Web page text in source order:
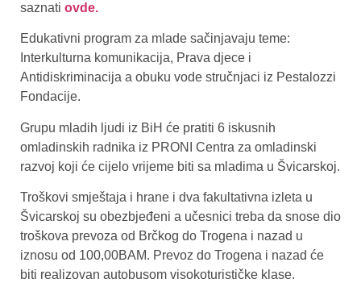
saznati ovde.
Edukativni program za mlade sačinjavaju teme:
Interkulturna komunikacija, Prava djece i
Antidiskriminacija a obuku vode stručnjaci iz Pestalozzi
Fondacije.
Grupu mladih ljudi iz BiH će pratiti 6 iskusnih
omladinskih radnika iz PRONI Centra za omladinski
razvoj koji će cijelo vrijeme biti sa mladima u Švicarskoj.
Troškovi smještaja i hrane i dva fakultativna izleta u
Švicarskoj su obezbjeđeni a učesnici treba da snose dio
troškova prevoza od Brčkog do Trogena i nazad u
iznosu od 100,00BAM. Prevoz do Trogena i nazad će
biti realizovan autobusom visokoturističke klase.